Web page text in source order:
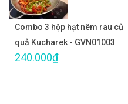
Combo 3 hộp hạt nêm rau củ
quả Kucharek - GVN01003
240.000₫